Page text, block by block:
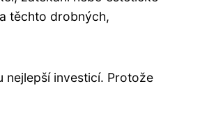
těchto drobných,
investicí. Protože